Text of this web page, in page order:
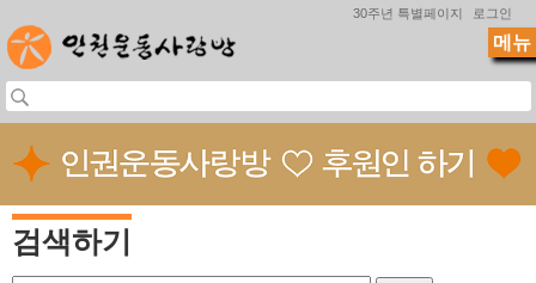
30주년 특별페이지 로그인
검색하기
메뉴